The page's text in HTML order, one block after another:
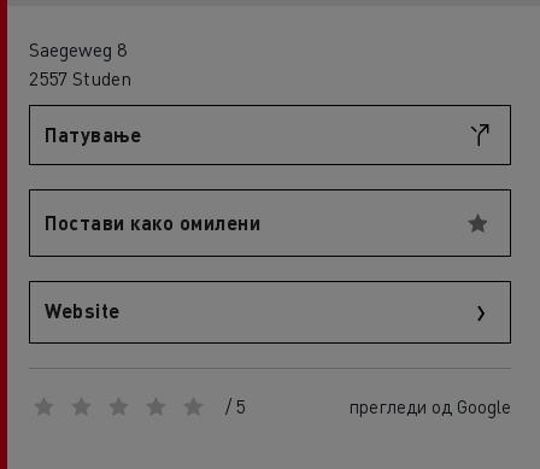
Saegeweg 8
2557 Studen
Патување
Постави како омилени
Website
/ 5 прегледи од Google